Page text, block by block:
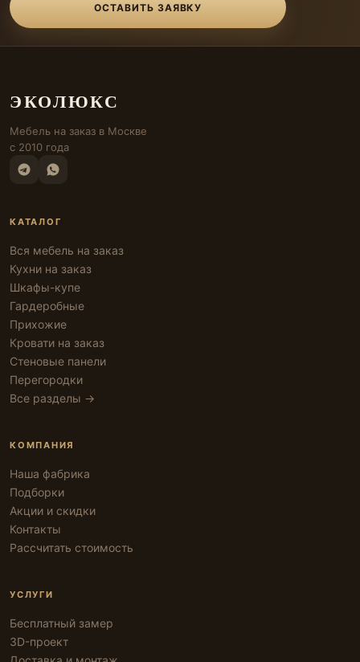
ОСТАВИТЬ ЗАЯВКУ
ЭКОЛЮКС
Мебель на заказ в Москве
с 2010 года
КАТАЛОГ
Вся мебель на заказ
Кухни на заказ
Шкафы-купе
Гардеробные
Прихожие
Кровати на заказ
Стеновые панели
Перегородки
Все разделы →
КОМПАНИЯ
Наша фабрика
Подборки
Акции и скидки
Контакты
Рассчитать стоимость
УСЛУГИ
Бесплатный замер
3D-проект